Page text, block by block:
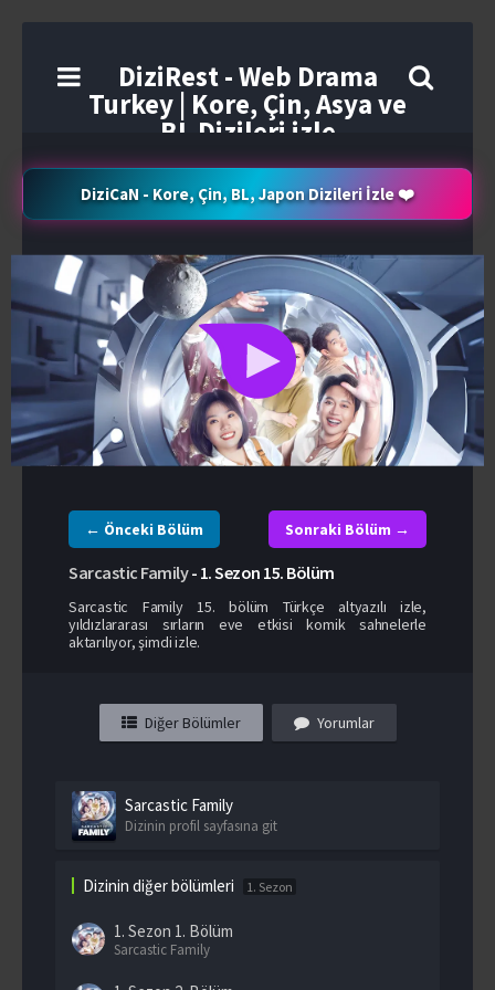
DiziRest - Web Drama
Turkey | Kore, Çin, Asya ve
BL Dizileri izle
DiziCaN - Kore, Çin, BL, Japon Dizileri İzle ❤️
← Önceki Bölüm Sonraki Bölüm →
Sarcastic Family- 1. Sezon 15. Bölüm
Sarcastic Family 15. bölüm Türkçe altyazılı izle,
yıldızlararası sırların eve etkisi komik sahnelerle
aktarılıyor, şimdi izle.
Diğer Bölümler Yorumlar
Sarcastic Family
Dizinin profil sayfasına git
Dizinin diğer bölümleri 1. Sezon
1. Sezon 1. Bölüm
Sarcastic Family